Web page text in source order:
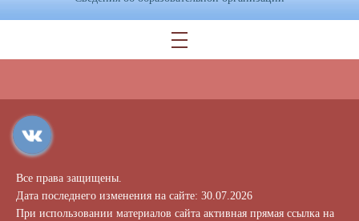
Все права защищены.
Дата последнего изменения на сайте: 30.07.2026
При использовании материалов сайта активная прямая ссылка на